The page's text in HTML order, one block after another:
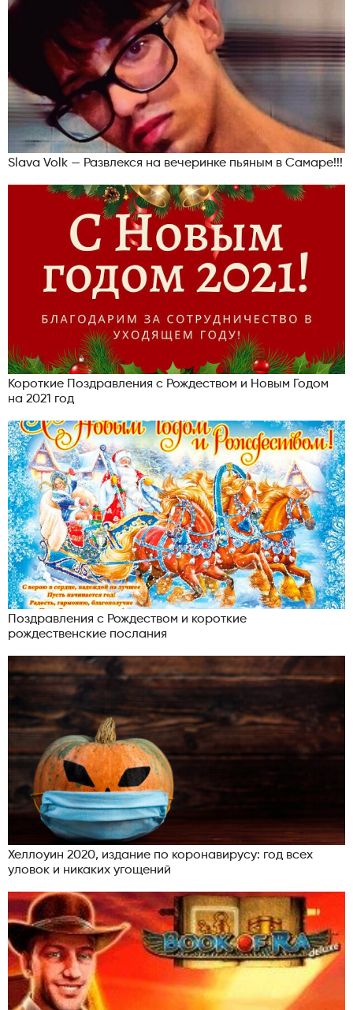
Slava Volk — Развлекся на вечеринке пьяным в Самаре!!!
Короткие Поздравления с Рождеством и Новым Годом
на 2021 год
Поздравления с Рождеством и короткие
рождественские послания
Хеллоуин 2020, издание по коронавирусу: год всех
уловок и никаких угощений